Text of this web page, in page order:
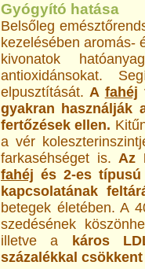
Gyógyító hatása
Belsőleg
kezelésében aromás-
kivonatok
antioxidánsokat.
elpusztítását. A fahéj
gyakran használják
fertőzések ellen.
a vér
farkaséhséget is.Az
fahéj és 2-es
kapcsolatának
betegek életében. A
szedésének
illetve a
káros
százalékkal